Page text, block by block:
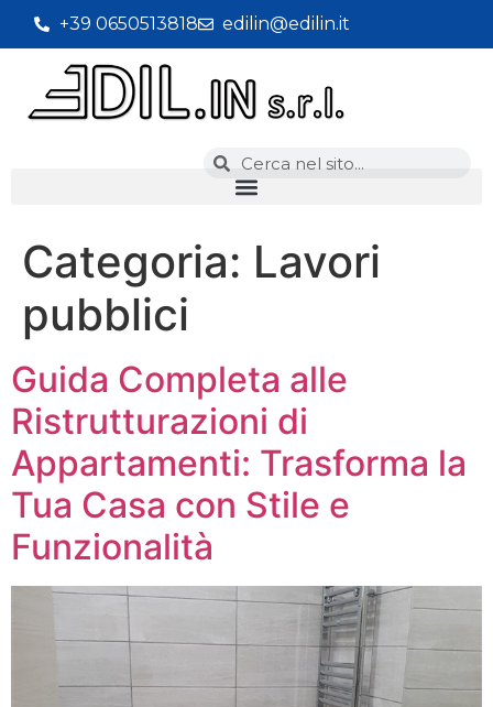
+39 0650513818 edilin@edilin.it
Categoria: Lavori
pubblici
Guida Completa alle
Ristrutturazioni di
Appartamenti: Trasforma la
Tua Casa con Stile e
Funzionalità